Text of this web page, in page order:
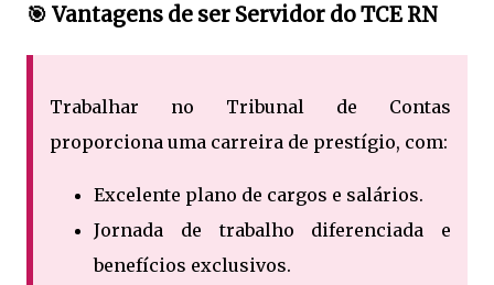
🎯 Vantagens de ser Servidor do TCE RN
Trabalhar no Tribunal de Contas
proporciona uma carreira de prestígio, com:
Excelente plano de cargos e salários.
Jornada de trabalho diferenciada e
benefícios exclusivos.